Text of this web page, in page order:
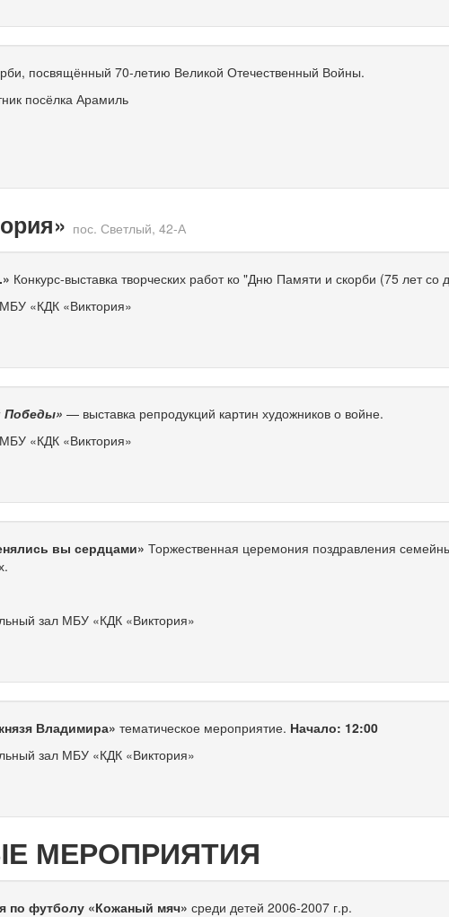
посвящённый70-летию Великой Отечественный Войны.
посёлка Арамиль
пос. Светлый,42-А
Конкурс-выставка творческих работ ко "Дню Памяти и скорби (75 лет
«КДК «Виктория»
Победы» — выставка репродукций картин художников о войне.
«КДК «Виктория»
вы сердцами» Торжественная церемония поздравления
зал МБУ «КДК «Виктория»
Владимира»тематическое мероприятие. Начало: 12:00
зал МБУ «КДК «Виктория»
МЕРОПРИЯТИЯ
по футболу «Кожаный мяч» среди детей2006-2007 г.р.